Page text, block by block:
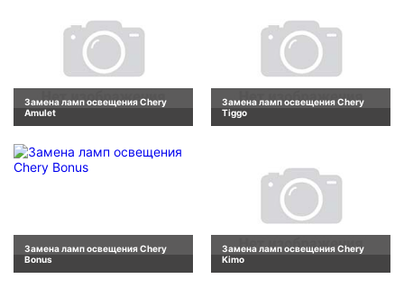
Замена ламп освещения Chery
Amulet
Замена ламп освещения Chery
Tiggo
Замена ламп освещения Chery
Bonus
Замена ламп освещения Chery
Kimo